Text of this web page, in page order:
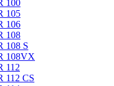
100
105
106
108
108 S
108VX
112
112 CS